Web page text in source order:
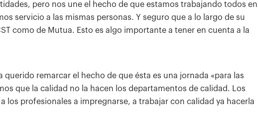
pero nos une el hecho de que estamos trabajando todos en
servicio a las mismas personas. Y seguro que a lo largo de su
como de Mutua. Esto es algo importante a tener en cuenta a la
remarcar el hecho de que ésta es una jornada «para las
que la calidad no la hacen los departamentos de calidad. Los
los profesionales a impregnarse, a trabajar con calidad ya hacerla